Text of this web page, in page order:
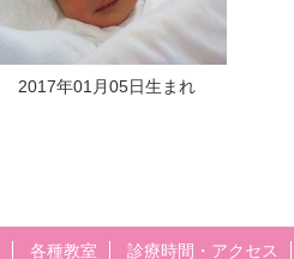
2017年01月05日生まれ
各種教室 診療時間・アクセス